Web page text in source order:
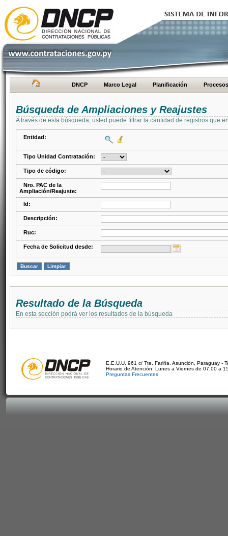
DNCP Marco Legal Planificación Procesos
Búsqueda de Ampliaciones y Reajustes
A través de esta búsqueda, usted puede filtrar la cantidad de registros que
Entidad:
Tipo Unidad Contratación:
Tipo de código:
Nro. PAC de la
Ampliación/Reajuste:
Id:
Descripción:
Ruc:
Fecha de Solicitud desde:
Resultado de la Búsqueda
En esta sección podrá ver los resultados de la búsqueda
E.E.U.U. 961 c/ Tte. Fariña. Asunción, Paraguay -
Horario de Atención: Lunes a Viernes de 07:00 a
Preguntas Frecuentes